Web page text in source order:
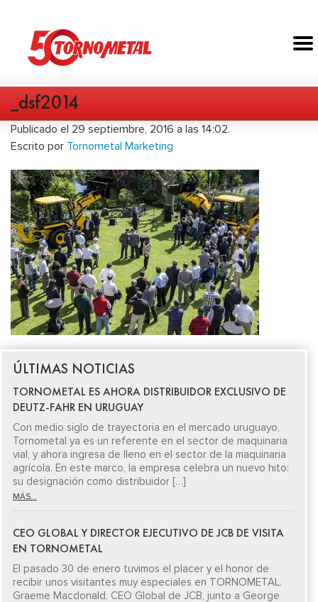
_dsf2014
Publicado el 29 septiembre, 2016 a las 14:02.
Escrito por Tornometal Marketing
ÚLTIMAS NOTICIAS
TORNOMETAL ES AHORA DISTRIBUIDOR EXCLUSIVO DE
DEUTZ-FAHR EN URUGUAY
Con medio siglo de trayectoria en el mercado uruguayo,
Tornometal ya es un referente en el sector de maquinaria
vial, y ahora ingresa de lleno en el sector de la maquinaria
agrícola. En este marco, la empresa celebra un nuevo hito:
su designación como distribuidor […]
MÁS...
CEO GLOBAL Y DIRECTOR EJECUTIVO DE JCB DE VISITA
EN TORNOMETAL
El pasado 30 de enero tuvimos el placer y el honor de
recibir unos visitantes muy especiales en TORNOMETAL.
Graeme Macdonald, CEO Global de JCB, junto a George